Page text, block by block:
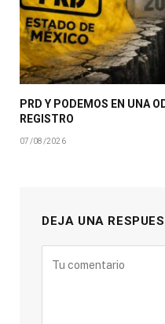
PRD Y PODEMOS EN UNA
REGISTRO
07/08/2026
DEJA UNA